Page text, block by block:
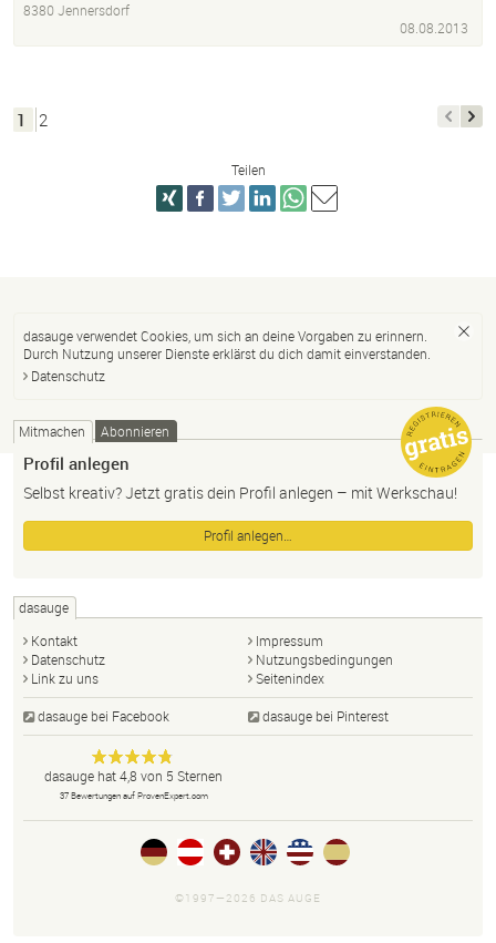
8380 Jennersdorf
08.08.2013
1 2
Teilen
dasauge verwendet Cookies, um sich an deine Vorgaben zu erinnern.
Durch Nutzung unserer Dienste erklärst du dich damit einverstanden.
Datenschutz
Mitmachen Abonnieren
Profil anlegen
Selbst kreativ? Jetzt gratis dein Profil anlegen – mit Werkschau!
Profil anlegen…
dasauge
Kontakt
Impressum
Datenschutz
Nutzungsbedingungen
Link zu uns
Seitenindex
dasauge bei Facebook dasauge bei Pinterest
dasauge
Designer,
Fotografen,
Agenturen,
Portfolios
und Jobs.
Anonym
dasauge hat4,8 von 5 Sternen
37Bewertungen auf ProvenExpert.com
©1997—2026 DAS AUGE